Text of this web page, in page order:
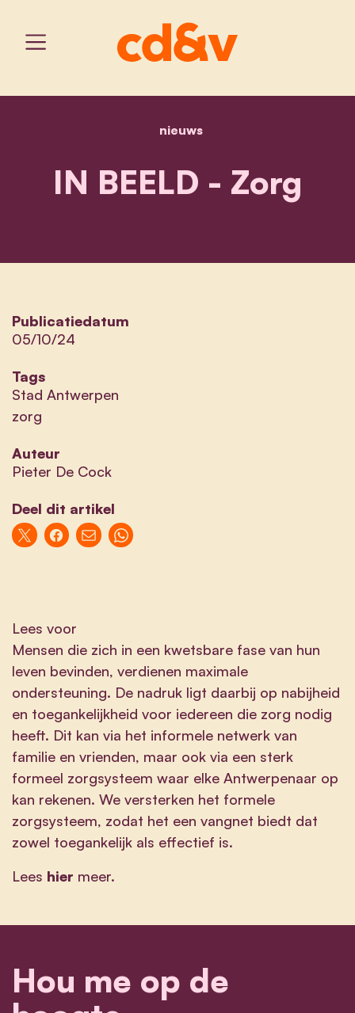
home
nieuwsin beeld - zorg
IN BEELD - Zorg
Publicatiedatum
05/10/24
Tags
Stad Antwerpen
zorg
Auteur
Pieter De Cock
Deel dit artikel
Lees voor
Mensen die zich in een kwetsbare fase van hun
leven bevinden, verdienen maximale
ondersteuning. De nadruk ligt daarbij op nabijheid
en toegankelijkheid voor iedereen die zorg nodig
heeft. Dit kan via het informele netwerk van
familie en vrienden, maar ook via een sterk
formeel zorgsysteem waar elke Antwerpenaar op
kan rekenen. We versterken het formele
zorgsysteem, zodat het een vangnet biedt dat
zowel toegankelijk als effectief is.
Lees hier meer.
Hou me op de